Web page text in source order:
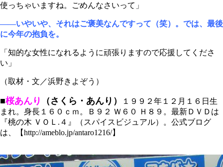
使っちゃいますね。ごめんなさいって」
――いやいや、それはご褒美なんですって（笑）。では、最後
に今年の抱負を。
「知的な女性になれるように頑張りますので応援してくださ
い」
（取材・文／浜野きよぞう）
■桜あんり （さくら・あんり）
１９９２年１２月１６日生
まれ。身長１６０ｃｍ。Ｂ９２ Ｗ６０ Ｈ８９。最新ＤＶＤは
『桃の木 ＶＯＬ.４』（スパイスビジュアル）。公式ブログ
は、【http://ameblo.jp/antaro1216/】